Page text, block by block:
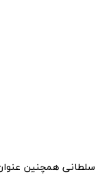
سلطانی همچنین